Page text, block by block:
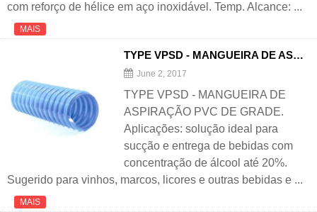
com reforço de hélice em aço inoxidável. Temp. Alcance: ...
MAIS
TYPE VPSD - MANGUEIRA DE ASPIRAÇÃO DE PVC DE GRADE DE ALIMENTOS
June 2, 2017
TYPE VPSD - MANGUEIRA DE
ASPIRAÇÃO PVC DE GRADE.
Aplicações: solução ideal para
sucção e entrega de bebidas com
concentração de álcool até 20%.
Sugerido para vinhos, marcos, licores e outras bebidas e ...
MAIS